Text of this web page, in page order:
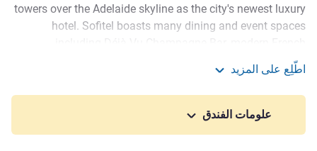
الوصف
towers over the Adelaide skyline as the city's newest luxury
hotel. Sofitel boasts many dining and event spaces
restaurant Garçon Bleu and executive lounge Club
Millésime, the latter two offering stunning views over
Adelaide from Levels 9 and 10 respectively. With different
guest rooms and suites to suit everyone plus an indoor
اطّلِع على المزيد
علومات الفندق